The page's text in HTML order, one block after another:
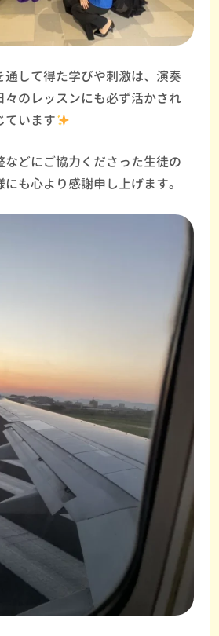
通して得た学びや刺激は、演奏
々のレッスンにも必ず活かされ
ています
などにご協力くださった生徒の
も心より感謝申し上げます。